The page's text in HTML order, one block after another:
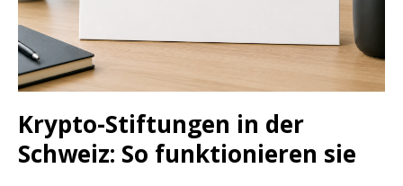
Krypto-Stiftungen in der
Schweiz: So funktionieren sie